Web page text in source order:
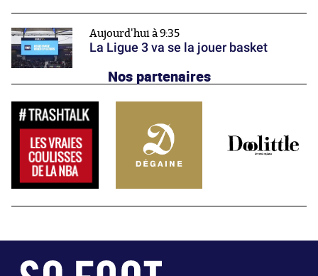
Aujourd'hui à 9:35
La Ligue 3 va se la jouer basket
Nos partenaires